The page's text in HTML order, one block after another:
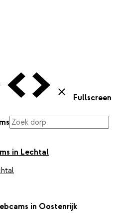
Webcam
Vorige Webcam
Volgende Webcam
Sluiten
Fullscreen
in Lechtal
in Oostenrijk